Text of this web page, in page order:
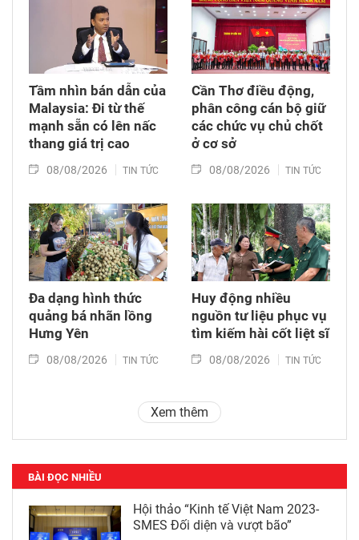
Tầm nhìn bán dẫn của
Malaysia: Đi từ thế
mạnh sẵn có lên nấc
thang giá trị cao
08/08/2026 TIN TỨC
Cần Thơ điều động,
phân công cán bộ giữ
các chức vụ chủ chốt
ở cơ sở
08/08/2026 TIN TỨC
Đa dạng hình thức
quảng bá nhãn lồng
Hưng Yên
08/08/2026 TIN TỨC
Huy động nhiều
nguồn tư liệu phục vụ
tìm kiếm hài cốt liệt sĩ
08/08/2026 TIN TỨC
Xem thêm
BÀI ĐỌC NHIỀU
Hội thảo “Kinh tế Việt Nam 2023-
SMES Đối diện và vượt bão”